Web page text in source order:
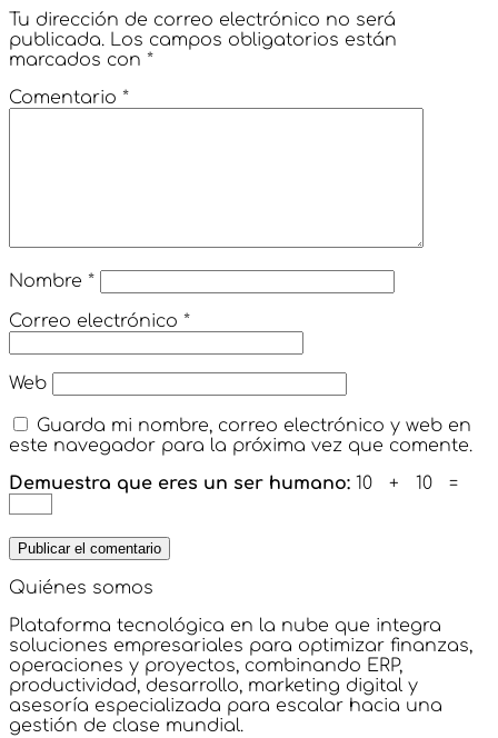
Tu dirección de correo electrónico no será
publicada. Los campos obligatorios están
marcados con *
Comentario *
Nombre *
Correo electrónico *
Web
Guarda mi nombre, correo electrónico y web en
este navegador para la próxima vez que comente.
Demuestra que eres un ser humano: 10 + 10 =
Quiénes somos
Plataforma tecnológica en la nube que integra
soluciones empresariales para optimizar finanzas,
operaciones y proyectos, combinando ERP,
productividad, desarrollo, marketing digital y
asesoría especializada para escalar hacia una
gestión de clase mundial.